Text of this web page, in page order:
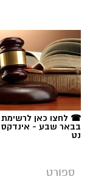
☎ לחצו כאן לרשימת
בבאר שבע -
נט
ספורט